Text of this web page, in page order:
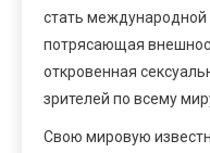
стать международной
потрясающая
откровенная
зрителей по всему
Свою мировую